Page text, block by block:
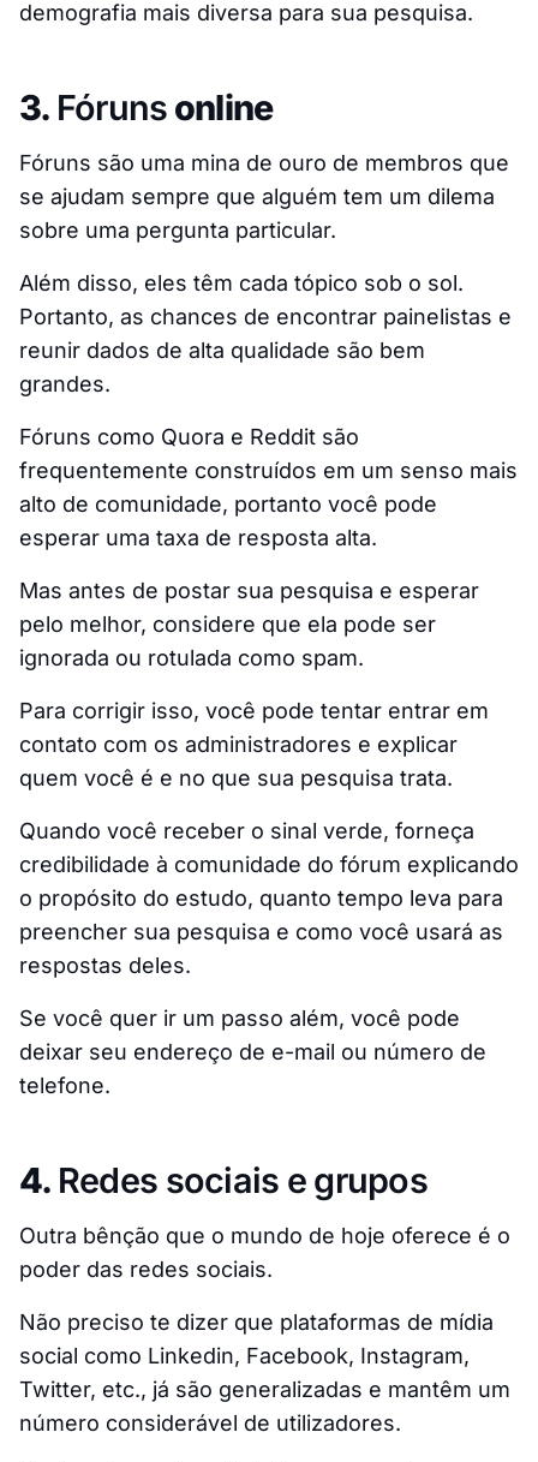
demografia mais diversa para sua pesquisa.
3. Fóruns online
Fóruns são uma mina de ouro de membros que
se ajudam sempre que alguém tem um dilema
sobre uma pergunta particular.
Além disso, eles têm cada tópico sob o sol.
Portanto, as chances de encontrar painelistas e
reunir dados de alta qualidade são bem
grandes.
Fóruns como Quora e Reddit são
frequentemente construídos em um senso mais
alto de comunidade, portanto você pode
esperar uma taxa de resposta alta.
Mas antes de postar sua pesquisa e esperar
pelo melhor, considere que ela pode ser
ignorada ou rotulada como spam.
Para corrigir isso, você pode tentar entrar em
contato com os administradores e explicar
quem você é e no que sua pesquisa trata.
Quando você receber o sinal verde, forneça
credibilidade à comunidade do fórum explicando
o propósito do estudo, quanto tempo leva para
preencher sua pesquisa e como você usará as
respostas deles.
Se você quer ir um passo além, você pode
deixar seu endereço de e-mail ou número de
telefone.
4. Redes sociais e grupos
Outra bênção que o mundo de hoje oferece é o
poder das redes sociais.
Não preciso te dizer que plataformas de mídia
social como Linkedin, Facebook, Instagram,
Twitter, etc., já são generalizadas e mantêm um
número considerável de utilizadores.